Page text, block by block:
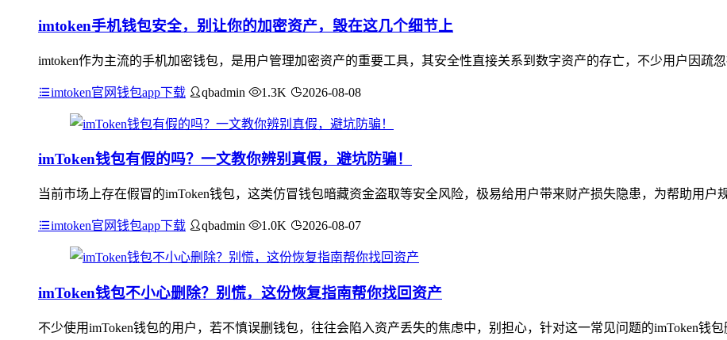
imtoken手机钱包安全，别让你的加密资产，毁在这几个细节上
imtoken作为主流的手机加密钱包，是用户管理加密资产的重要工具，其安全性直接关系到数字资产的存亡，不少用户因疏
imtoken官网钱包app下载 qbadmin 1.3K 2026-08-08
imToken钱包有假的吗？一文教你辨别真假，避坑防骗！
当前市场上存在假冒的imToken钱包，这类仿冒钱包暗藏资金盗取等安全风险，极易给用户带来财产损失隐患，为帮助用户
imtoken官网钱包app下载 qbadmin 1.0K 2026-08-07
imToken钱包不小心删除？别慌，这份恢复指南帮你找回资产
不少使用imToken钱包的用户，若不慎误删钱包，往往会陷入资产丢失的焦虑中，别担心，针对这一常见问题的imToken钱